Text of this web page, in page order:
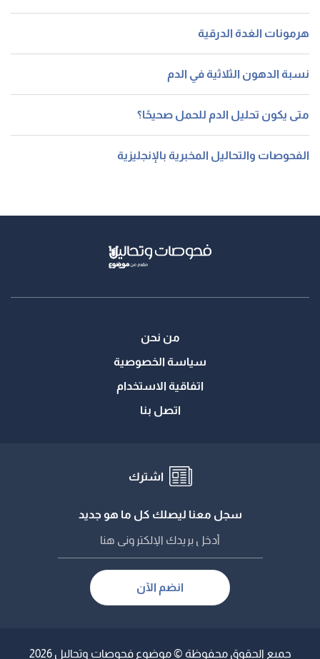
هرمونات الغدة الدرقية
نسبة الدهون الثلاثية في الدم
متى يكون تحليل الدم للحمل صحيحًا؟
الفحوصات والتحاليل المخبرية بالإنجليزية
من نحن
سياسة الخصوصية
اتفاقية الاستخدام
اتصل بنا
اشترك
سجل معنا ليصلك كل ما هو جديد
انضم الآن
جميع الحقوق محفوظة © موضوع فحوصات وتحاليل 2026